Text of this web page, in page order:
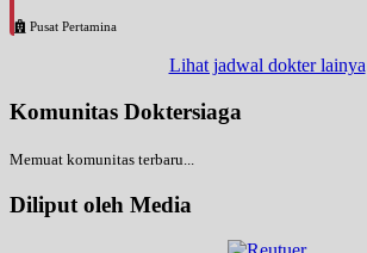
Pusat Pertamina
Lihat jadwal dokter lainya
Komunitas Doktersiaga
Memuat komunitas terbaru...
Diliput oleh Media